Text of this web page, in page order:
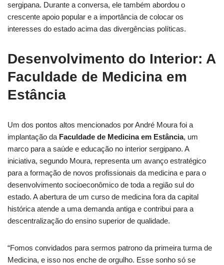
sergipana. Durante a conversa, ele também abordou o
crescente apoio popular e a importância de colocar os
interesses do estado acima das divergências políticas.
Desenvolvimento do Interior: A
Faculdade de Medicina em
Estância
Um dos pontos altos mencionados por André Moura foi a
implantação da Faculdade de Medicina em Estância, um
marco para a saúde e educação no interior sergipano. A
iniciativa, segundo Moura, representa um avanço estratégico
para a formação de novos profissionais da medicina e para o
desenvolvimento socioeconômico de toda a região sul do
estado. A abertura de um curso de medicina fora da capital
histórica atende a uma demanda antiga e contribui para a
descentralização do ensino superior de qualidade.
“Fomos convidados para sermos patrono da primeira turma de
Medicina, e isso nos enche de orgulho. Esse sonho só se